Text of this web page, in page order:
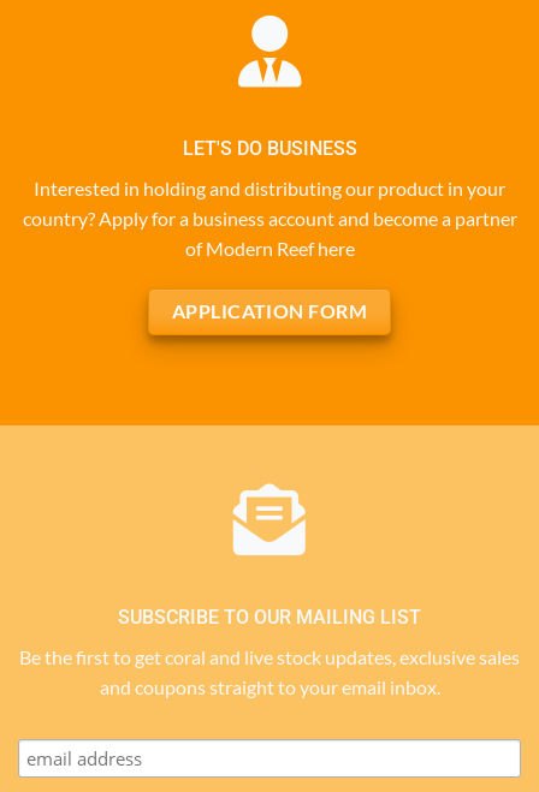
LET'S DO BUSINESS
Interested in holding and distributing our product in your
country? Apply for a business account and become a partner
of Modern Reef here
APPLICATION FORM
SUBSCRIBE TO OUR MAILING LIST
Be the first to get coral and live stock updates, exclusive sales
and coupons straight to your email inbox.